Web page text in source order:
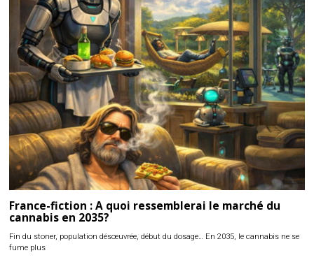
France-fiction : A quoi ressemblerai le marché du
cannabis en 2035?
Fin du stoner, population désœuvrée, début du dosage… En 2035, le cannabis ne se
fume plus